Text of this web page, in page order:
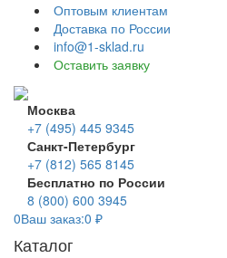
Оптовым клиентам
Доставка по России
info@1-sklad.ru
Оставить заявку
Москва
+7 (495) 445 9345
Санкт-Петербург
+7 (812) 565 8145
Бесплатно по России
8 (800) 600 3945
0Ваш заказ:0 ₽
Каталог